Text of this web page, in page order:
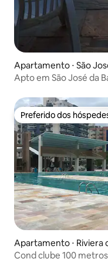
Apartamento ⋅ São
Apto em São José da
Preferido dos
Preferido dos
Apartamento ⋅ Riviera
Cond clube 100